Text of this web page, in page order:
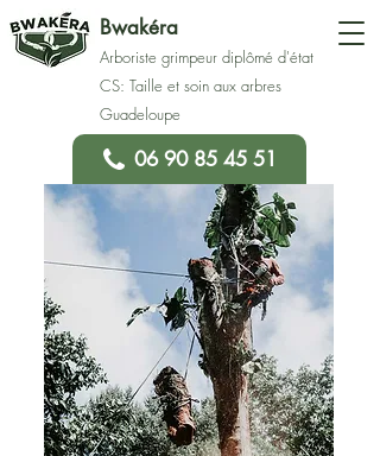
Bwakéra
Arboriste grimpeur diplômé d'état
CS: Taille et soin aux arbres
Guadeloupe
06 90 85 45 51